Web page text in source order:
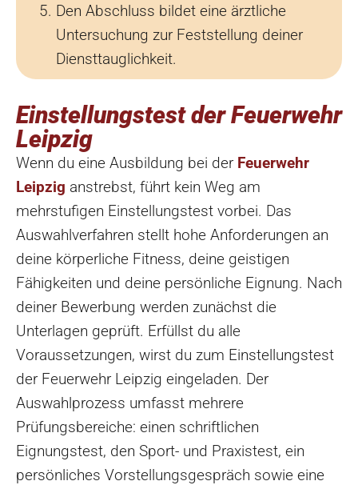
Den Abschluss bildet eine ärztliche
Untersuchung zur Feststellung deiner
Diensttauglichkeit.
Einstellungstest der Feuerwehr
Leipzig
Wenn du eine Ausbildung bei der Feuerwehr
Leipzig anstrebst, führt kein Weg am
mehrstufigen Einstellungstest vorbei. Das
Auswahlverfahren stellt hohe Anforderungen an
deine körperliche Fitness, deine geistigen
Fähigkeiten und deine persönliche Eignung. Nach
deiner Bewerbung werden zunächst die
Unterlagen geprüft. Erfüllst du alle
Voraussetzungen, wirst du zum Einstellungstest
der Feuerwehr Leipzig eingeladen. Der
Auswahlprozess umfasst mehrere
Prüfungsbereiche: einen schriftlichen
Eignungstest, den Sport- und Praxistest, ein
persönliches Vorstellungsgespräch sowie eine